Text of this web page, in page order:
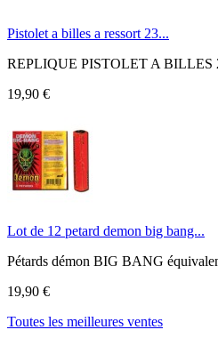
Pistolet a billes a ressort 23...
REPLIQUE PISTOLET A BILLES
19,90 €
Lot de 12 petard demon big bang...
Pétards démon BIG BANG
19,90 €
Toutes les meilleures ventes